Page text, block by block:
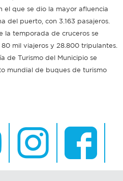
el que se dio la mayor afluencia
del puerto, con 3.163 pasajeros.
la temporada de cruceros se
mil viajeros y 28.800 tripulantes.
de Turismo del Municipio se
mundial de buques de turismo